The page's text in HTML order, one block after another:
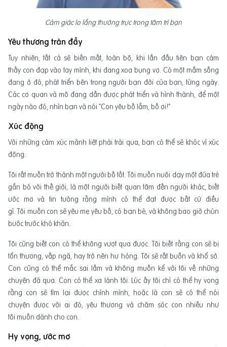
Cảm giác lo lắng thường trực trong tâm trí bạn
Yêu thương tràn đầy
Tuy nhiên, tất cả sẽ biến mất, toàn bộ, khi lần đầu tiên bạn cảm
thấy con đạp vào tay mình, khi đang xoa bụng vợ. Có một mầm sống
đang ở đó, phát triển bên trong người bạn đời của bạn, từng ngày.
Các cơ quan và mô đang dần được phát triển và hình thành, để một
ngày nào đó, nhìn bạn và nói “Con yêu bố lắm, bố ơi!”
Xúc động
Với những cảm xúc mãnh liệt phải trải qua, bạn có thể sẽ khóc vì xúc
động:
Tôi rất muốn trở thành một người bố tốt. Tôi muốn nuôi dạy một đứa trẻ
gắn bó với thế giới, là một người biết quan tâm đến người khác, biết
ước mơ và tin tưởng rằng mình có thể đạt được bất cứ điều
gì. Tôi muốn con sẽ yêu mẹ yêu bố, có bạn bè, và không bao giờ chùn
bước trước khó khăn.
Tôi cũng biết con có thể không vượt qua được. Tôi biết rằng con sẽ bị
tổn thương, vấp ngã, hay trở nên hư hỏng. Tôi sẽ rất buồn và khổ sở.
Con cũng có thể mắc sai lầm và không muốn kể với tôi về những
chuyện đã qua. Con có thể xa lánh tôi. Lúc ấy tôi chỉ có thể hy vọng
rằng con sẽ tìm lại được chính mình, hoặc là con sẽ có thể nói
chuyện được với ai đó, yêu thương và chăm sóc con nhiều như
tôi muốn dành cho con.
Hy vọng, ước mơ